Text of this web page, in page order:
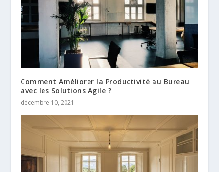
Comment Améliorer la Productivité au Bureau
avec les Solutions Agile ?
décembre 10, 2021